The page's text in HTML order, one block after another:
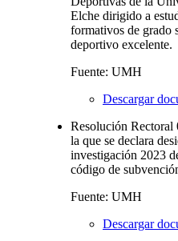
Elche dirigido a
formativos de grado
deportivo excelente.
Fuente: UMH
Descargar
Resolución Rectoral
la que se declara
investigación 2023
código de
Fuente: UMH
Descargar